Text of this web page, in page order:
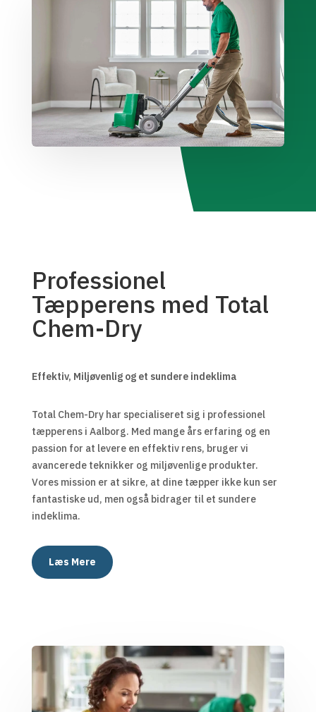
Professionel
Tæpperens med Total
Chem-Dry
Effektiv, Miljøvenlig og et sundere indeklima
Total Chem-Dry har specialiseret sig i professionel
tæpperens i Aalborg. Med mange års erfaring og en
passion for at levere en effektiv rens, bruger vi
avancerede teknikker og miljøvenlige produkter.
Vores mission er at sikre, at dine tæpper ikke kun ser
fantastiske ud, men også bidrager til et sundere
indeklima.
Læs Mere